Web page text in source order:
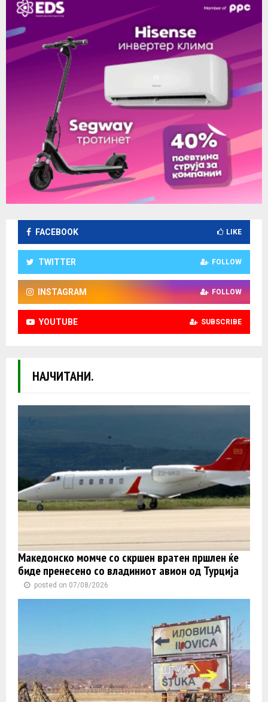
FACEBOOK LIKE
TWITTER FOLLOW
INSTAGRAM FOLLOW
YOUTUBE SUBSCRIBE
НАЈЧИТАНИ.
Македонско момче со скршен вратен пршлен ќе
биде пренесено со владиниот авион од Турција
posted on 07/08/2026